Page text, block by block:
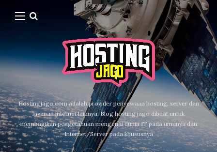
Hostingjago.com adalah provider penyewaan hosting, server dan
layanan internet lainnya. Blog hosting jago dibuat untuk
membagikan pengetahuan mengenai dunia IT pada umunya dan
Internet/Server pada khususnya